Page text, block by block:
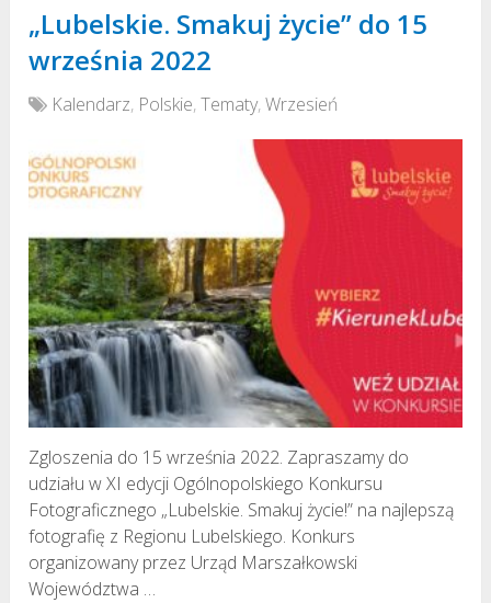
„Lubelskie. Smakuj życie” do 15
września 2022
Kalendarz, Polskie,Tematy,Wrzesień
Zgloszenia do 15 września 2022. Zapraszamy do
udziału w XI edycji Ogólnopolskiego Konkursu
Fotograficznego „Lubelskie. Smakuj życie!” na najlepszą
fotografię z Regionu Lubelskiego. Konkurs
organizowany przez Urząd Marszałkowski
Województwa …